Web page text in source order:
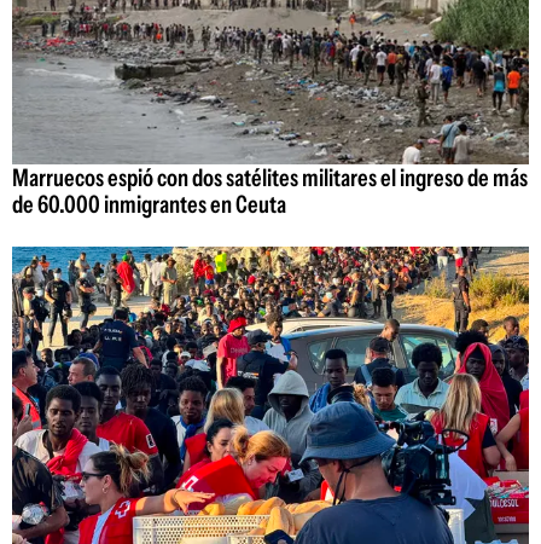
Marruecos espió con dos satélites militares el ingreso de más
de 60.000 inmigrantes en Ceuta